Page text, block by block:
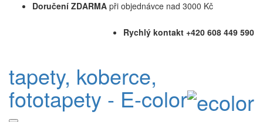
Doručení ZDARMA při objednávce nad 3000 Kč
Rychlý kontakt +420 608 449 590
tapety, koberce,
fototapety - E-color